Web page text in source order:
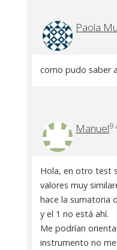
Paola
como pudo saber
Manuel9
Hola, en otro test
valores muy
hace la sumatoria
y el 1 no está ahí.
Me podrían
instrumento no